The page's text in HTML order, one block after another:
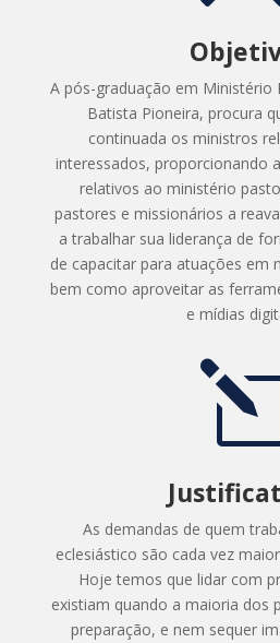
A pós-graduação em Ministério
Batista Pioneira, procura
continuada os ministros
interessados, proporcionando
relativos ao ministério
pastores e missionários a
atrabalhar sua liderança de
de capacitar para atuações em
bem como aproveitar as
e mídias
As demandas de quem
eclesiástico são cada vez
Hoje temos que lidar com
existiam quando a maioria dos
preparação, e nem sequer